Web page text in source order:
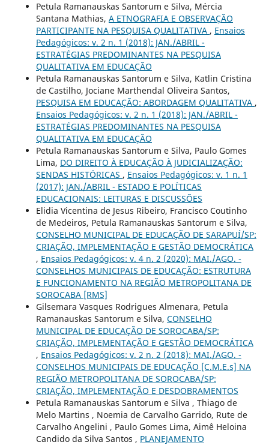
Petula Ramanauskas Santorum e Silva, Mércia
Santana Mathias, A ETNOGRAFIA E OBSERVAÇÃO
PARTICIPANTE NA PESQUISA QUALITATIVA , Ensaios
Pedagógicos: v. 2 n. 1 (2018): JAN./ABRIL -
ESTRATÉGIAS PREDOMINANTES NA PESQUISA
QUALITATIVA EM EDUCAÇÃO
Petula Ramanauskas Santorum e Silva, Katlin Cristina
de Castilho, Jociane Marthendal Oliveira Santos,
PESQUISA EM EDUCAÇÃO: ABORDAGEM QUALITATIVA ,
Ensaios Pedagógicos: v. 2 n. 1 (2018): JAN./ABRIL -
ESTRATÉGIAS PREDOMINANTES NA PESQUISA
QUALITATIVA EM EDUCAÇÃO
Petula Ramanauskas Santorum e Silva, Paulo Gomes
Lima, DO DIREITO À EDUCAÇÃO À JUDICIALIZAÇÃO:
SENDAS HISTÓRICAS , Ensaios Pedagógicos: v. 1 n. 1
(2017): JAN./ABRIL - ESTADO E POLÍTICAS
EDUCACIONAIS: LEITURAS E DISCUSSÕES
Elidia Vicentina de Jesus Ribeiro, Francisco Coutinho
de Medeiros, Petula Ramanauskas Santorum e Silva,
CONSELHO MUNICIPAL DE EDUCAÇÃO DE SARAPUÍ/SP:
CRIAÇÃO, IMPLEMENTAÇÃO E GESTÃO DEMOCRÁTICA
, Ensaios Pedagógicos: v. 4 n. 2 (2020): MAI./AGO. -
CONSELHOS MUNICIPAIS DE EDUCAÇÃO: ESTRUTURA
E FUNCIONAMENTO NA REGIÃO METROPOLITANA DE
SOROCABA [RMS]
Gilsemara Vasques Rodrigues Almenara, Petula
Ramanauskas Santorum e Silva, CONSELHO
MUNICIPAL DE EDUCAÇÃO DE SOROCABA/SP:
CRIAÇÃO, IMPLEMENTAÇÃO E GESTÃO DEMOCRÁTICA
, Ensaios Pedagógicos: v. 2 n. 2 (2018): MAI./AGO. -
CONSELHOS MUNICIPAIS DE EDUCAÇÃO [C.M.E.s] NA
REGIÃO METROPOLITANA DE SOROCABA/SP:
CRIAÇÃO, IMPLEMENTAÇÃO E DESDOBRAMENTOS
Petula Ramanauskas Santorum e Silva , Thiago de
Melo Martins , Noemia de Carvalho Garrido, Rute de
Carvalho Angelini , Paulo Gomes Lima, Aimê Heloina
Candido da Silva Santos , PLANEJAMENTO